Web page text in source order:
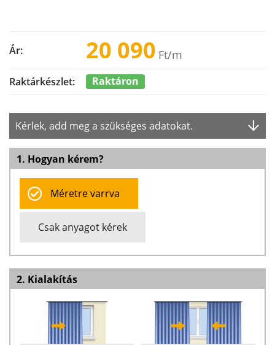
Ár: 20 090 Ft/m
Raktárkészlet: Raktáron
Kérlek, add meg a szükséges adatokat.
1. Hogyan kérem?
Méretre varrva
Csak anyagot kérek
2. Kialakítás